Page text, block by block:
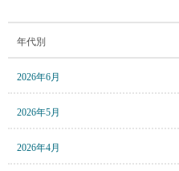
年代別
2026年6月
2026年5月
2026年4月